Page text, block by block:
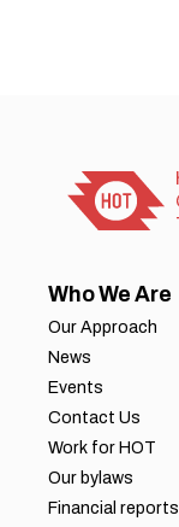
Who We Are
Our Approach
News
Events
Contact Us
Work for HOT
Our bylaws
Financial reports